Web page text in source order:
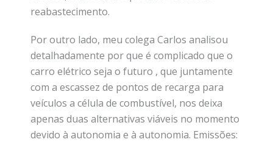
reabastecimento.
Por outro lado, meu colega Carlos analisou
detalhadamente por que é complicado que o
carro elétrico seja o futuro , que juntamente
com a escassez de pontos de recarga para
veículos a célula de combustível, nos deixa
apenas duas alternativas viáveis ​​no momento
devido à autonomia e à autonomia. Emissões: